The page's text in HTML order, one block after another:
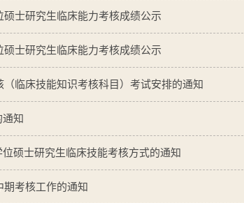
硕士研究生临床能力考核成绩公示
硕士研究生临床能力考核成绩公示
（临床技能知识考核科目）考试安排的通知
通知
硕士研究生临床技能考核方式的通知
期考核工作的通知